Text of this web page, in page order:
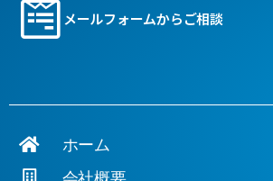
メールフォームからご相談
ホーム